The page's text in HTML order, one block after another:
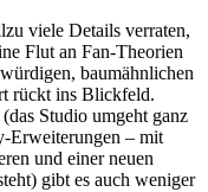
viele Details verraten,
Flut an Fan-Theorien
baumähnlichen
rückt ins Blickfeld.
Studio umgeht ganz
Erweiterungen – mit
und einer neuen
gibt es auch weniger